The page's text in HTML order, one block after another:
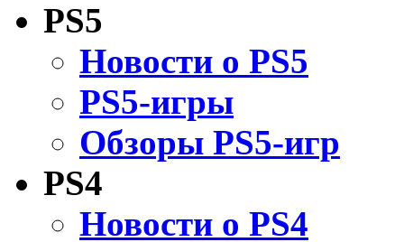
PS5
Новости о PS5
PS5-игры
Обзоры PS5-игр
PS4
Новости о PS4